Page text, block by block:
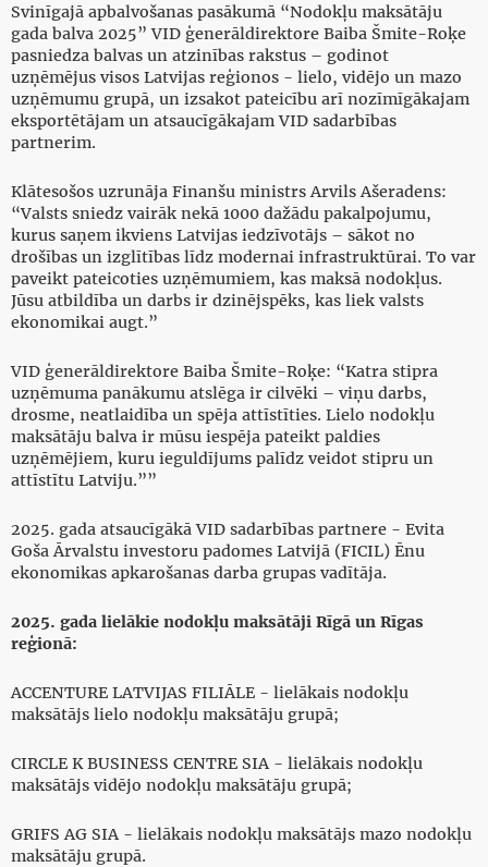
Svinīgajā apbalvošanas pasākumā “Nodokļu maksātāju
gada balva 2025” VID ģenerāldirektore Baiba Šmite-Roķe
pasniedza balvas un atzinības rakstus – godinot
uzņēmējus visos Latvijas reģionos - lielo, vidējo un mazo
uzņēmumu grupā, un izsakot pateicību arī nozīmīgākajam
eksportētājam un atsaucīgākajam VID sadarbības
partnerim.
Klātesošos uzrunāja Finanšu ministrs Arvils Ašeradens:
“Valsts sniedz vairāk nekā 1000 dažādu pakalpojumu,
kurus saņem ikviens Latvijas iedzīvotājs – sākot no
drošības un izglītības līdz modernai infrastruktūrai. To var
paveikt pateicoties uzņēmumiem, kas maksā nodokļus.
Jūsu atbildība un darbs ir dzinējspēks, kas liek valsts
ekonomikai augt.”
VID ģenerāldirektore Baiba Šmite-Roķe: “Katra stipra
uzņēmuma panākumu atslēga ir cilvēki – viņu darbs,
drosme, neatlaidība un spēja attīstīties. Lielo nodokļu
maksātāju balva ir mūsu iespēja pateikt paldies
uzņēmējiem, kuru ieguldījums palīdz veidot stipru un
attīstītu Latviju.””
2025. gada atsaucīgākā VID sadarbības partnere - Evita
Goša Ārvalstu investoru padomes Latvijā (FICIL) Ēnu
ekonomikas apkarošanas darba grupas vadītāja.
2025. gada lielākie nodokļu maksātāji Rīgā un Rīgas
reģionā:
ACCENTURE LATVIJAS FILIĀLE - lielākais nodokļu
maksātājs lielo nodokļu maksātāju grupā;
CIRCLE K BUSINESS CENTRE SIA - lielākais nodokļu
maksātājs vidējo nodokļu maksātāju grupā;
GRIFS AG SIA - lielākais nodokļu maksātājs mazo nodokļu
maksātāju grupā.